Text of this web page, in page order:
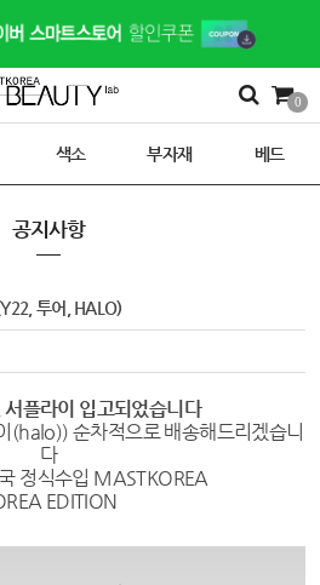
0
색소 부자재 베드
공지사항
투어, HALO)
플라이 입고되었습니다
순차적으로 배송해드리겠습니
다
정식수입 MASTKOREA
EDITION